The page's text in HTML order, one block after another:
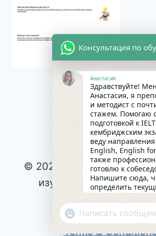
© 2026 Интересное и
изучение английского
Cookie Policy|
Terms &
Консультация по
Анастасия
Здравствуйте!
Анастасия, я
и методист с
стажем. Помогаю
подготовкой к
кембриджским
веду
English, English
также
готовлю к
Напишите сюда,
определить
английского и
индивидуальный
занятий. Какова
в изучении языка
сегодняшний
WhatsApp